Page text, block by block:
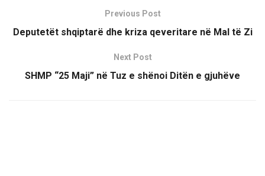
Previous Post
Deputetët shqiptarë dhe kriza qeveritare në Mal të Zi
Next Post
SHMP “25 Maji” në Tuz e shënoi Ditën e gjuhëve